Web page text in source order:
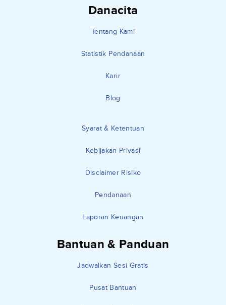
Danacita
Tentang Kami
Statistik Pendanaan
Karir
Blog
Syarat & Ketentuan
Kebijakan Privasi
Disclaimer Risiko
Pendanaan
Laporan Keuangan
Bantuan & Panduan
Jadwalkan Sesi Gratis
Pusat Bantuan